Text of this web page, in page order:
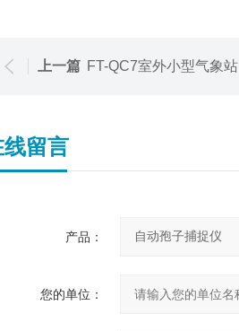
上一篇 FT-QC7室外小型气象站
线留言
产品：
您的单位：